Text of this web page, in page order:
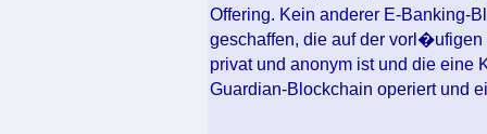
Offering. Kein anderer E-Banking-
geschaffen, die auf der
privat und anonym ist und die
Guardian-Blockchain operiert und